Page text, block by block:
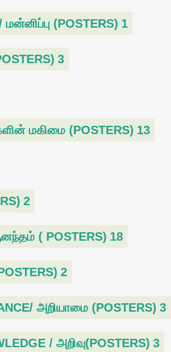
மன்னிப்பு (POSTERS) 1
3
மகிமை (POSTERS) 13
2
( POSTERS) 18
2
அறியாமை (POSTERS) 3
/ அறிவு(POSTERS) 3